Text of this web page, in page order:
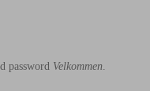
password Velkommen